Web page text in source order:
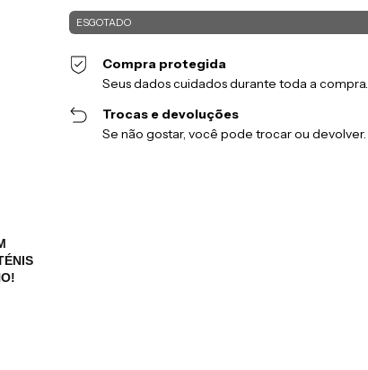
Compra protegida
Seus dados cuidados durante toda a compra.
Trocas e devoluções
Se não gostar, você pode trocar ou devolver.